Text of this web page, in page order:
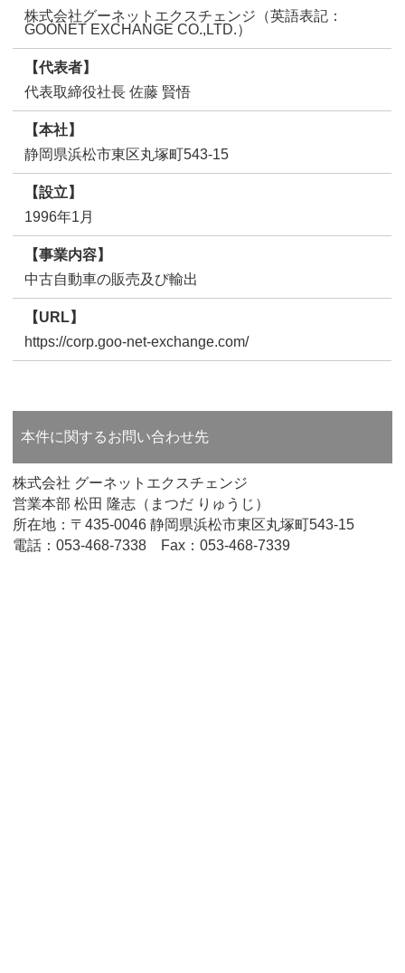
株式会社グーネットエクスチェンジ（英語表記：
GOONET EXCHANGE CO.,LTD.）
【代表者】
代表取締役社長 佐藤 賢悟
【本社】
静岡県浜松市東区丸塚町543-15
【設立】
1996年1月
【事業内容】
中古自動車の販売及び輸出
【URL】
https://corp.goo-net-exchange.com/
本件に関するお問い合わせ先
株式会社 グーネットエクスチェンジ
営業本部 松田 隆志（まつだ りゅうじ）
所在地：〒435-0046 静岡県浜松市東区丸塚町543-15
電話：053-468-7338 Fax：053-468-7339